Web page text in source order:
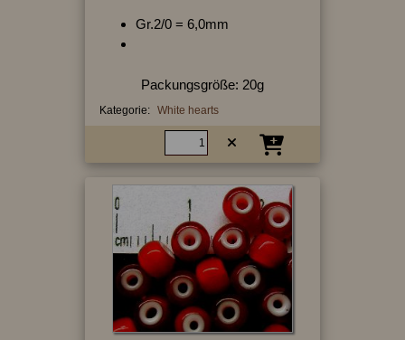
Gr.2/0 = 6,0mm
Packungsgröße: 20g
Kategorie: White hearts